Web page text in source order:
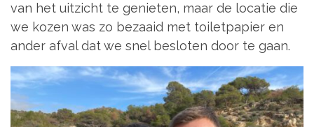
van het uitzicht te genieten, maar de locatie die
we kozen was zo bezaaid met toiletpapier en
ander afval dat we snel besloten door te gaan.